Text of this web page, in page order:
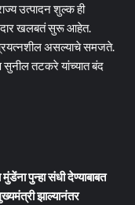
उत्पादन शुल्क ही
खलबतं सुरू आहेत.
प्रयत्नशील असल्याचे समजते.
सुनील तटकरे यांच्यात बंद
पुन्हा संधी देण्याबाबत
झाल्यानंतर